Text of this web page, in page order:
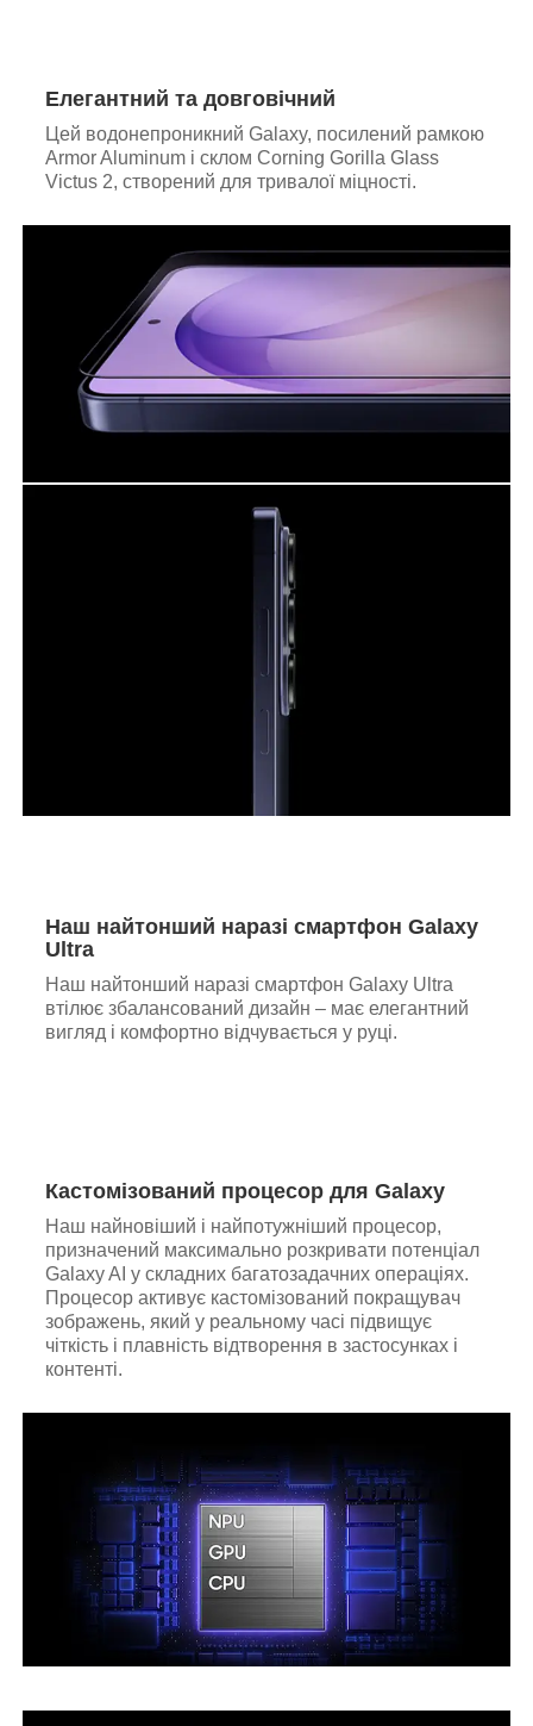
Елегантний та довговічний
Цей водонепроникний Galaxy, посилений рамкою
Armor Aluminum і склом Corning Gorilla Glass
Victus 2, створений для тривалої міцності.
Наш найтонший наразі смартфон Galaxy
Ultra
Наш найтонший наразі смартфон Galaxy Ultra
втілює збалансований дизайн – має елегантний
вигляд і комфортно відчувається у руці.
Кастомізований процесор для Galaxy
Наш найновіший і найпотужніший процесор,
призначений максимально розкривати потенціал
Galaxy AI у складних багатозадачних операціях.
Процесор активує кастомізований покращувач
зображень, який у реальному часі підвищує
чіткість і плавність відтворення в застосунках і
контенті.